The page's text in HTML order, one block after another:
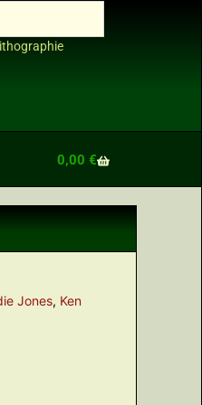
0,00 €
Jones, Ken